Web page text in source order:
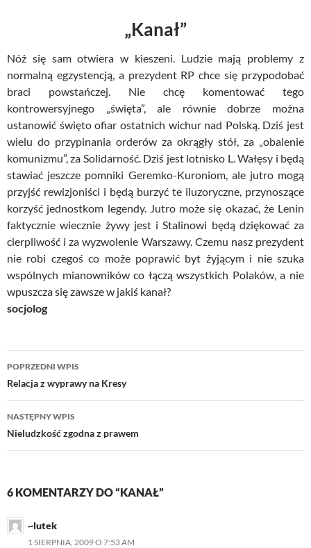
„Kanał”
Nóż się sam otwiera w kieszeni. Ludzie mają problemy z
normalną egzystencją, a prezydent RP chce się przypodobać
braci powstańczej. Nie chcę komentować tego
kontrowersyjnego „święta”, ale równie dobrze można
ustanowić święto ofiar ostatnich wichur nad Polską. Dziś jest
wielu do przypinania orderów za okrągły stół, za „obalenie
komunizmu”, za Solidarność. Dziś jest lotnisko L. Wałęsy i będą
stawiać jeszcze pomniki Geremko-Kuroniom, ale jutro mogą
przyjść rewizjoniści i będą burzyć te iluzoryczne, przynoszące
korzyść jednostkom legendy. Jutro może się okazać, że Lenin
faktycznie wiecznie żywy jest i Stalinowi będą dziękować za
cierpliwość i za wyzwolenie Warszawy. Czemu nasz prezydent
nie robi czegoś co może poprawić byt żyjącym i nie szuka
wspólnych mianowników co łączą wszystkich Polaków, a nie
wpuszcza się zawsze w jakiś kanał?
socjolog
Nawigacja
wpisu
POPRZEDNI WPIS
Relacja z wyprawy na Kresy
NASTĘPNY WPIS
Nieludzkość zgodna z prawem
6 KOMENTARZY DO “KANAŁ”
~lutek
1 SIERPNIA, 2009 O 7:53 AM